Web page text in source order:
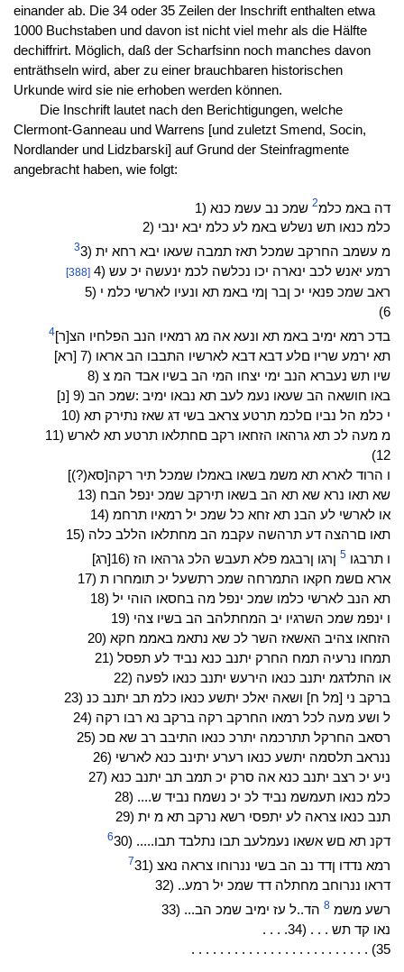
einander ab. Die 34 oder 35 Zeilen der Inschrift enthalten etwa
1000 Buchstaben und davon ist nicht viel mehr als die Hälfte
dechiffrirt. Möglich, daß der Scharfsinn noch manches davon
enträthseln wird, aber zu einer brauchbaren historischen
Urkunde wird sie nie erhoben werden können.
Die Inschrift lautet nach den Berichtigungen, welche
Clermont-Ganneau und Warrens [und zuletzt Smend, Socin,
Nordlander und Lidzbarski] auf Grund der Steinfragmente
angebracht haben, wie folgt:
דה באמ כלמ2שמכ נב עשמ כנא (1
כלמ כנאו תש נשלש באמ לע כלמ יבא ינבי (2
3 מ עשמב החרקב שמכל תאז תמבה שעאו יבא רחא ית (3
[388]
רמע יאנש לכב ינארה יכו נכלשה לכמ ינעשה יכ עש (4
ראב שמכ פנאי יכ ןבר ןמי באמ תא ונעיו לארשי כלמ י (5
(6
4
[ר]בדכ רמא ימיב באמ תא ונעא אה מג רמאיו הנב הפלחיו הצ
[רא] תא ירמע שריו םלע דבא דבא לארשיו התבבו הב אראו (7
שיו תש נעברא הנב ימי יצחו המי הב בשיו אבד המ צ (8
[נ] באו חושאה הב שעאו נעמ לעב תא נבאו ימיב :שמכ הב (9
י כלמ הל נביו םלכמ תרטע צראב בשי דג שאז נתירק תא (10
מ מעה לכ תא גרהאו הזחאו רקב םחתלאו תרטע תא לארש (11
(12
[(?)סא]ו הרוד לארא תא משמ בשאו באמלו שמכל תיר רקה
שא תאו נרא שא תא הב בשאו תירקב שמכ ינפל הבח (13
או לארשי לע הבנ תא זחא כל שמכ יל רמאיו תרחמ (14
תאו םרהצה דע תרהשה עקבמ הב מחתלאו הללב כלה (15
[רג]ו תרבגו 5ןרגו ןרבגמ פלא תעבש הלכ גרהאו הז (16
ארא םשמ חקאו התמרחה שמכ רתשעל יכ תומחרו ת (17
תא הנב לארשי כלמו שמכ ינפל מה בחסאו הוהי יל (18
ו ינפמ שמכ השרגיו יב המחתלהב הב בשיו צהי (19
הזחאו צהיב האשאז השר לכ שא נתאמ באממ חקא (20
תמחו נרעיה תמח החרק יתנב כנא נביד לע תפסל (21
או התלדגמ יתנב כנאו הירעש יתנב כנאו לפעה (22
ברקב ני [מל ח] ושאה יאלכ יתשע כנאו כלמ תב יתנב כנ (23
ל ושע מעה לכל רמאו החרקב רקה ברקב נא רבו רקה (24
רסאב החרקל תתרכמה יתרכ כנאו התיבב רב שא םכ (25
ננראב תלסמה יתשע כנאו רערע יתינב כנא לארשי (26
ניע יכ רצב יתנב כנא אה סרק יכ תמב תב יתנב כנא (27
כלמ כנאו תעמשמ נביד לכ יכ נשמח נביד ש.... (28
תנב כנאו צראה לע יתפסי רשא נרקב תא מ ית (29
6 דקנ תא םש אשאו נעמלעב תבו נתלבד תבו..... (30
7
רמא נדדו ןדד נב הב בשי ננרוחו צראה נאצ (31
דראו ננרוחב מחתלה דד שמכ יל רמע.. (32
רשע משמ 8הד..ל עז ימיב שמכ הב... (33
. . . .נאו קד תש . . . (34
. . . . . . . . . . . . . . . . . . . . . . . . . (35